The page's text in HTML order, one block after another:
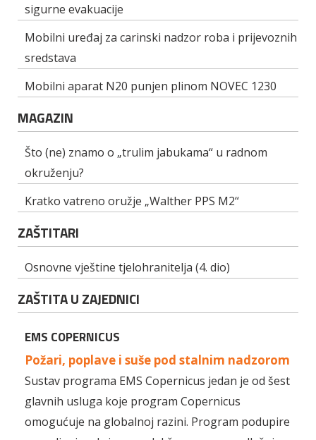
sigurne evakuacije
Mobilni uređaj za carinski nadzor roba i prijevoznih
sredstava
Mobilni aparat N20 punjen plinom NOVEC 1230
MAGAZIN
Što (ne) znamo o „trulim jabukama“ u radnom
okruženju?
Kratko vatreno oružje „Walther PPS M2“
ZAŠTITARI
Osnovne vještine tjelohranitelja (4. dio)
ZAŠTITA U ZAJEDNICI
EMS COPERNICUS
Požari, poplave i suše pod stalnim nadzorom
Sustav programa EMS Copernicus jedan je od šest
glavnih usluga koje program Copernicus
omogućuje na globalnoj razini. Program podupire